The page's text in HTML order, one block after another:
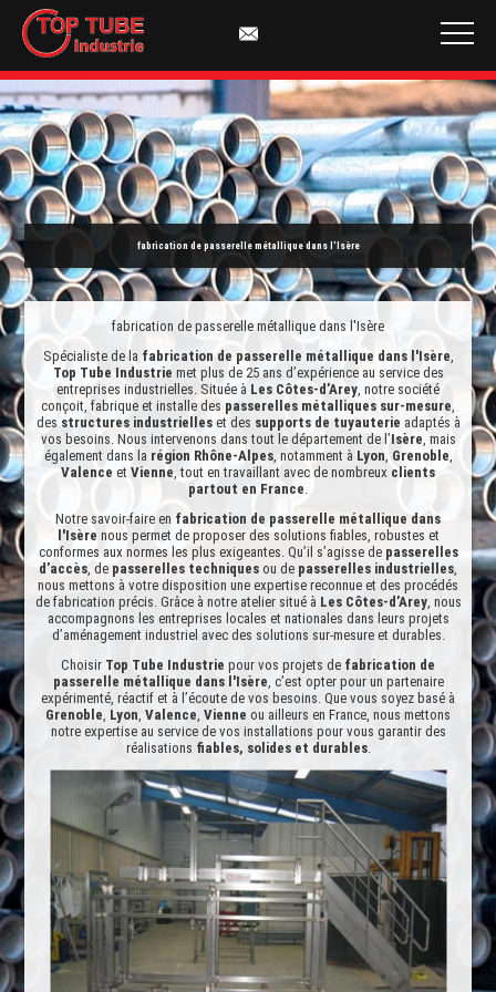
fabrication de passerelle métallique dans l’Isère
fabrication de passerelle métallique dans l'Isère
Spécialiste de la fabrication de passerelle métallique dans l'Isère,
Top Tube Industrie met plus de 25 ans d’expérience au service des
entreprises industrielles. Située à Les Côtes-d’Arey, notre société
conçoit, fabrique et installe des passerelles métalliques sur-mesure,
des structures industrielleset des supports de tuyauterie adaptés à
vos besoins. Nous intervenons dans tout le département de l’Isère, mais
également dans la région Rhône-Alpes, notamment à Lyon, Grenoble,
Valence et Vienne, tout en travaillant avec de nombreux clients
partout en France.
Notre savoir-faire en fabrication de passerelle métallique dans
l'Isère nous permet de proposer des solutions fiables, robustes et
conformes aux normes les plus exigeantes. Qu’il s’agisse de passerelles
d’accès, de passerelles techniques ou de passerelles industrielles,
nous mettons à votre disposition une expertise reconnue et des procédés
de fabrication précis. Grâce à notre atelier situé à Les Côtes-d’Arey, nous
accompagnons les entreprises locales et nationales dans leurs projets
d’aménagement industriel avec des solutions sur-mesure et durables.
Choisir Top Tube Industrie pour vos projets de fabrication de
passerelle métallique dans l'Isère, c’est opter pour un partenaire
expérimenté, réactif et à l’écoute de vos besoins. Que vous soyez basé à
Grenoble, Lyon, Valence, Vienne ou ailleurs en France, nous mettons
notre expertise au service de vos installations pour vous garantir des
réalisations fiables, solides et durables.